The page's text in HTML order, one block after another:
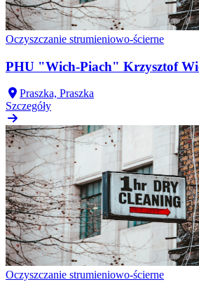
Oczyszczanie strumieniowo-ścierne
PHU "Wich-Piach" Krzysztof
Praszka, Praszka
Szczegóły
Oczyszczanie strumieniowo-ścierne